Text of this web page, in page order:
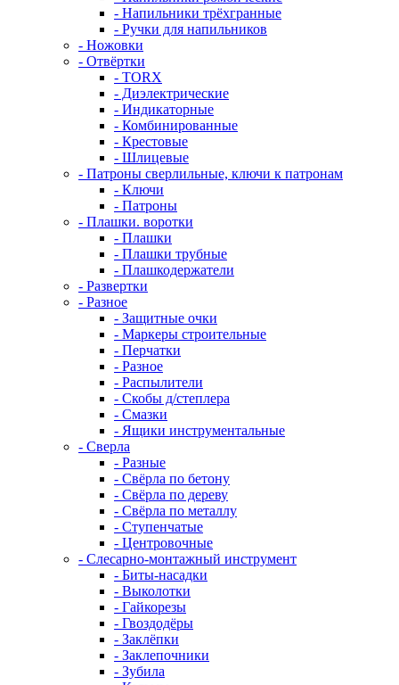
- Напильники трёхгранные
- Ручки для напильников
- Ножовки
- Отвёртки
- TORX
- Диэлектрические
- Индикаторные
- Комбинированные
- Крестовые
- Шлицевые
- Патроны сверлильные, ключи к патронам
- Ключи
- Патроны
- Плашки. воротки
- Плашки
- Плашки трубные
- Плашкодержатели
- Развертки
- Разное
- Защитные очки
- Маркеры строительные
- Перчатки
- Разное
- Распылители
- Скобы д/степлера
- Смазки
- Ящики инструментальные
- Сверла
- Разные
- Свёрла по бетону
- Свёрла по дереву
- Свёрла по металлу
- Ступенчатые
- Центровочные
- Слесарно-монтажный инструмент
- Биты-насадки
- Выколотки
- Гайкорезы
- Гвоздодёры
- Заклёпки
- Заклепочники
- Зубила